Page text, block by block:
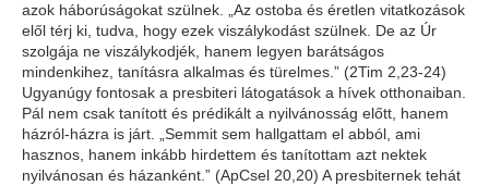
azok háborúságokat szülnek. „Az ostoba és éretlen vitatkozások
elől térj ki, tudva, hogy ezek viszálykodást szülnek. De az Úr
szolgája ne viszálykodjék, hanem legyen barátságos
mindenkihez, tanításra alkalmas és türelmes.” (2Tim 2,23-24)
Ugyanúgy fontosak a presbiteri látogatások a hívek otthonaiban.
Pál nem csak tanított és prédikált a nyilvánosság előtt, hanem
házról-házra is járt.
„Semmit sem hallgattam el abból, ami
hasznos, hanem inkább hirdettem és tanítottam azt nektek
nyilvánosan és házanként.” (ApCsel 20,20) A presbiternek tehát